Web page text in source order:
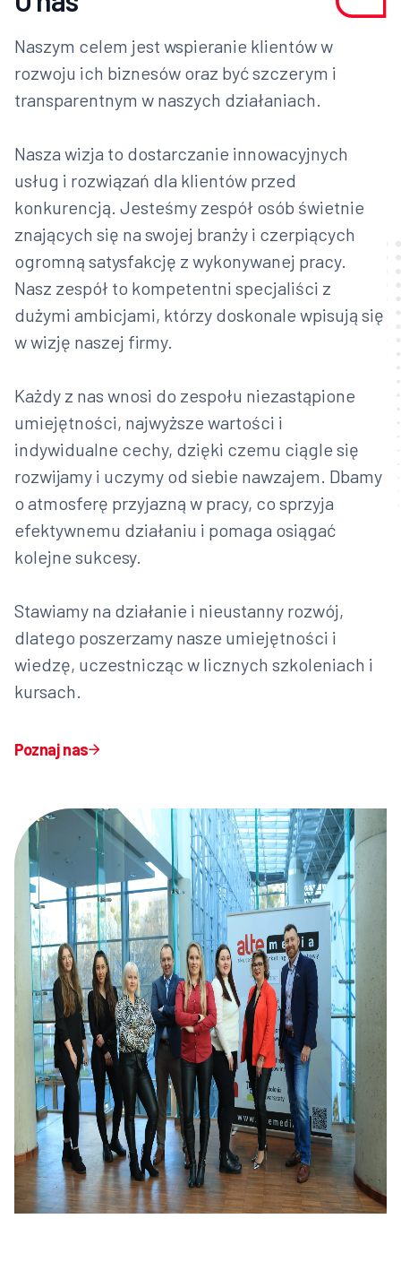
Naszym celem jest wspieranie klientów w
rozwoju ich biznesów oraz być szczerym i
transparentnym w naszych działaniach.
Nasza wizja to dostarczanie innowacyjnych
usług i rozwiązań dla klientów przed
konkurencją. Jesteśmy zespół osób świetnie
znających się na swojej branży i czerpiących
ogromną satysfakcję z wykonywanej pracy.
Nasz zespół to kompetentni specjaliści z
dużymi ambicjami, którzy doskonale wpisują się
w wizję naszej firmy.
Każdy z nas wnosi do zespołu niezastąpione
umiejętności, najwyższe wartości i
indywidualne cechy, dzięki czemu ciągle się
rozwijamy i uczymy od siebie nawzajem. Dbamy
o atmosferę przyjazną w pracy, co sprzyja
efektywnemu działaniu i pomaga osiągać
kolejne sukcesy.
Stawiamy na działanie i nieustanny rozwój,
dlatego poszerzamy nasze umiejętności i
wiedzę, uczestnicząc w licznych szkoleniach i
kursach.
Poznaj nas